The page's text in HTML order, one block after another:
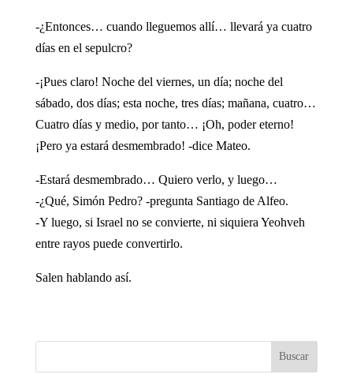
-¿Entonces… cuando lleguemos allí… llevará ya cuatro
días en el sepulcro?
-¡Pues claro! Noche del viernes, un día; noche del
sábado, dos días; esta noche, tres días; mañana, cuatro…
Cuatro días y medio, por tanto… ¡Oh, poder eterno!
¡Pero ya estará desmembrado! -dice Mateo.
-Estará desmembrado… Quiero verlo, y luego…
-¿Qué, Simón Pedro? -pregunta Santiago de Alfeo.
-Y luego, si Israel no se convierte, ni siquiera Yeohveh
entre rayos puede convertirlo.
Salen hablando así.
Buscar